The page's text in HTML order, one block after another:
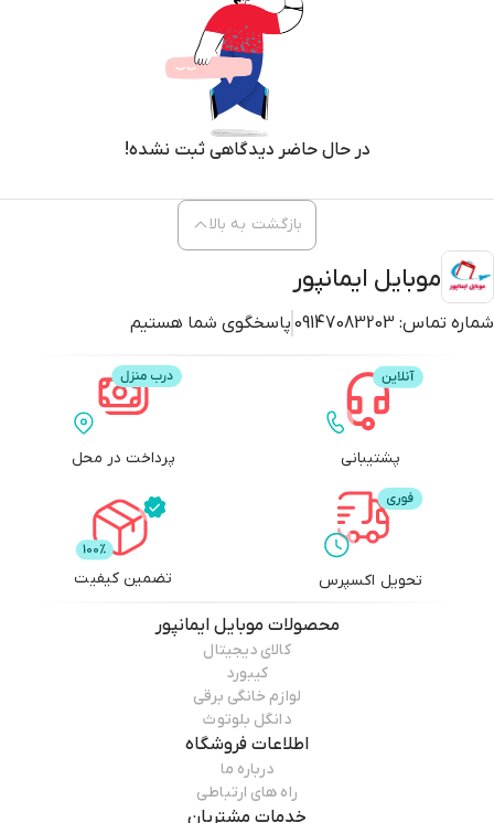
در حال حاضر دیدگاهی ثبت نشده!
موبایل ایمانپور
شماره تماس: 09147083203 پاسخگوی شما هستیم
بازگشت به بالا
پشتیبانی پرداخت در محل
تحویل اکسپرس تضمین کیفیت
محصولاتموبایل ایمانپور
کالای دیجیتال
کیبورد
لوازم خانگی برقی
دانگل بلوتوث
اطلاعات فروشگاه
درباره ما
راه های ارتباطی
خدمات مشتریان